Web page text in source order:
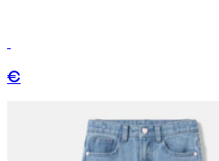
€